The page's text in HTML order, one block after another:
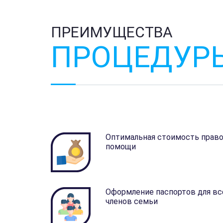
ПРЕИМУЩЕСТВА
Оптимальная стоимость
помощи
Оформление паспортов для
членов семьи